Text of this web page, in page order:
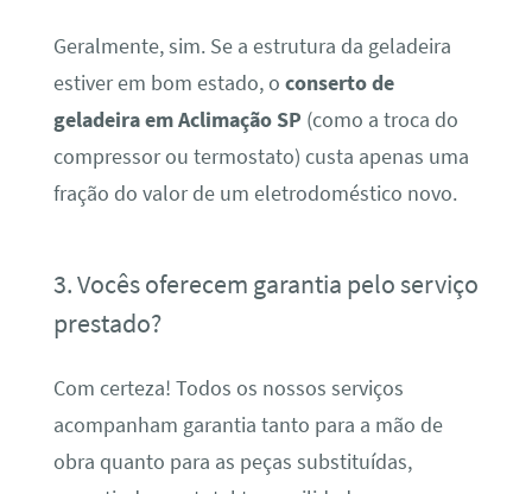
Geralmente, sim. Se a estrutura da geladeira
estiver em bom estado, o conserto de
geladeira em Aclimação SP (como a troca do
compressor ou termostato) custa apenas uma
fração do valor de um eletrodoméstico novo.
3. Vocês oferecem garantia pelo serviço
prestado?
Com certeza! Todos os nossos serviços
acompanham garantia tanto para a mão de
obra quanto para as peças substituídas,